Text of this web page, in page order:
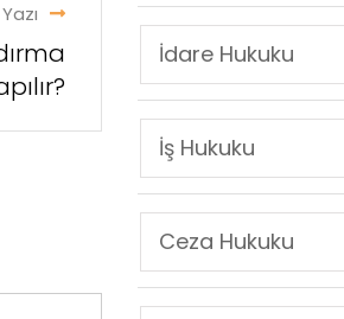
İdare Hukuku
İş Hukuku
Ceza Hukuku